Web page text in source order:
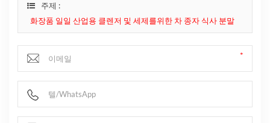
주제 :
화장품 일일 산업용 클렌저 및 세제를위한 차 종자 식사 분말